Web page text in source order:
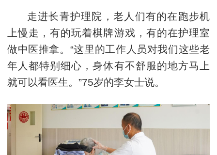
走进长青护理院，老人们有的在跑步机
上慢走，有的玩着棋牌游戏，有的在护理室
做中医推拿。“这里的工作人员对我们这些老
年人都特别细心，身体有不舒服的地方马上
就可以看医生。”75岁的李女士说。